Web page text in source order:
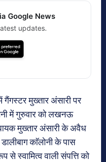
Google News
updates.
गैंगस्टर मुख्तार अंसारी पर
में गुरुवार को लखनऊ
मुख्तार अंसारी के अवैध
काॅलोनी के पास
स्वामित्व वाली संपत्ति को